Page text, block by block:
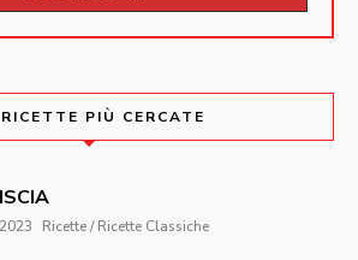
PIÙ CERCATE
Ricette / Ricette Classiche